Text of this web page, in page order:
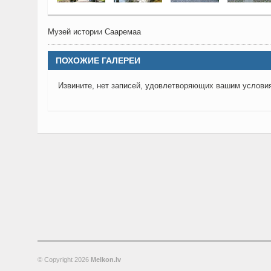
Музей истории Сааремаа
ПОХОЖИЕ ГАЛЕРЕИ
Извините, нет записей, удовлетворяющих вашим
© Copyright 2026 Melkon.lv